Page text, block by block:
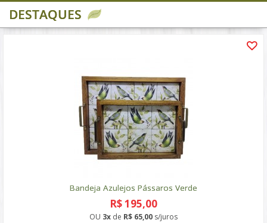
DESTAQUES
Bandeja Azulejos Pássaros Verde
R$ 195,00
OU 3x de R$ 65,00 s/juros